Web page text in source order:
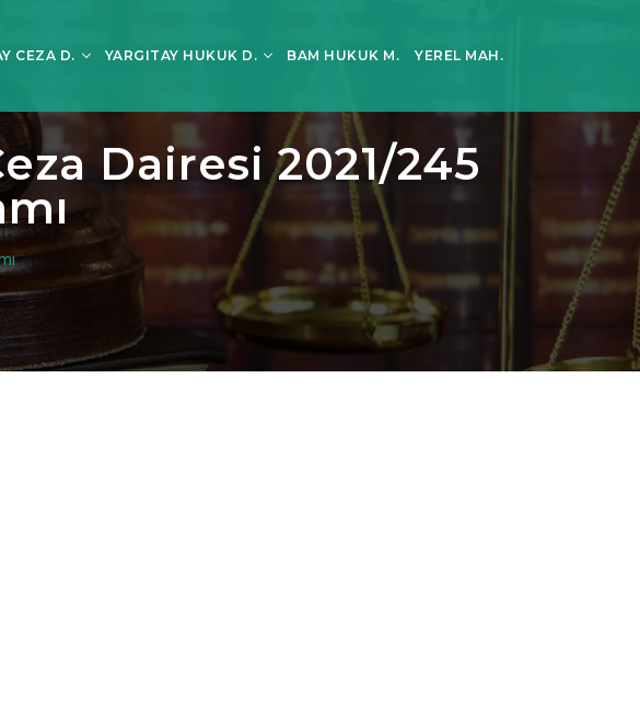
CEZA D. YARGITAY HUKUK D. BAM HUKUK M. YEREL MAH.
Dairesi 2021/245